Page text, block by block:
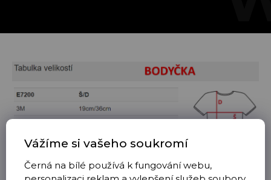
Vážíme si vašeho soukromí
Černá na bílé používá k fungování webu,